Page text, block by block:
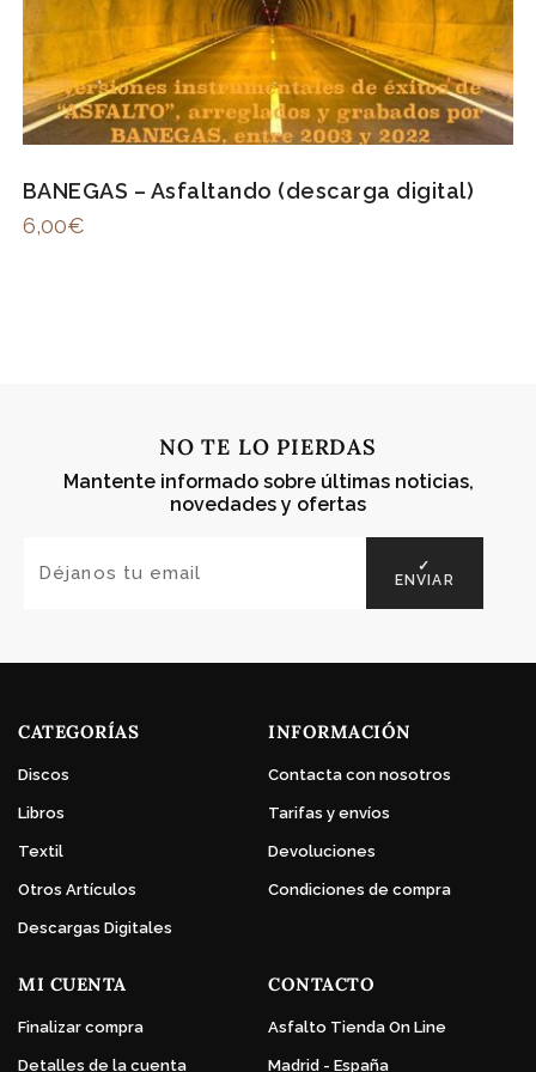
BANEGAS – Asfaltando (descarga digital)
6,00€
NO TE LO PIERDAS
Mantente informado sobre últimas noticias,
novedades y ofertas
✓
ENVIAR
CATEGORÍAS
Discos
Libros
Textil
Otros Artículos
Descargas Digitales
INFORMACIÓN
Contacta con nosotros
Tarifas y envíos
Devoluciones
Condiciones de compra
MI CUENTA
Finalizar compra
Detalles de la cuenta
CONTACTO
Asfalto Tienda On Line
Madrid - España